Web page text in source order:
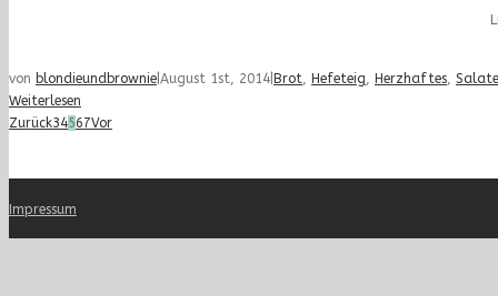
von blondieundbrownie August 1st, 2014 Brot, Hefeteig, Herzhaftes, Salate
Weiterlesen
Zurück34567Vor
Impressum